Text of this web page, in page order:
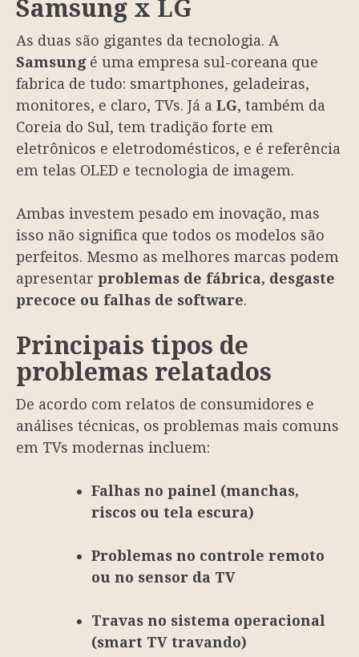
Samsung x LG
As duas são gigantes da tecnologia. A
Samsungé uma empresa sul-coreana que
fabrica de tudo: smartphones, geladeiras,
monitores, e claro, TVs. Já a LG, também da
Coreia do Sul, tem tradição forte em
eletrônicos e eletrodomésticos, e é referência
em telas OLED e tecnologia de imagem.
Ambas investem pesado em inovação, mas
isso não significa que todos os modelos são
perfeitos. Mesmo as melhores marcas podem
apresentar problemas de fábrica, desgaste
precoce ou falhas de software.
Principais tipos de
problemas relatados
De acordo com relatos de consumidores e
análises técnicas, os problemas mais comuns
em TVs modernas incluem:
Falhas no painel (manchas,
riscos ou tela escura)
Problemas no controle remoto
ou no sensor da TV
Travas no sistema operacional
(smart TV travando)